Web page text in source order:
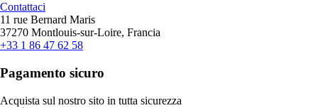
Contattaci
11 rue Bernard Maris
37270 Montlouis-sur-Loire, Francia
+33 1 86 47 62 58
Pagamento sicuro
Acquista sul nostro sito in tutta sicurezza